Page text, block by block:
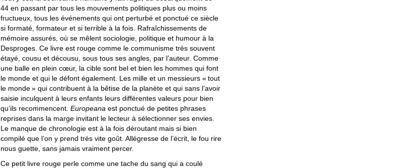
44 en passant par tous les mouvements politiques plus ou moins
fructueux, tous les événements qui ont perturbé et ponctué ce siècle
si formaté, formateur et si terrible à la fois. Rafraîchissements de
mémoire assurés, où se mêlent sociologie, politique et humour à la
Desproges. Ce livre est rouge comme le communisme très souvent
étayé, cousu et décousu, sous tous ses angles, par l’auteur. Comme
une balle en plein cœur, la cible sont bel et bien les hommes qui font
le monde et qui le défont également. Les mille et un messieurs « tout
le monde» qui contribuent à la bêtise de la planète et qui sans l’avoir
saisie inculquent à leurs enfants leurs différentes valeurs pour bien
qu’ils recommencent. Europeana est ponctué de petites phrases
reprises dans la marge invitant le lecteur à sélectionner ses envies.
Le manque de chronologie est à la fois déroutant mais si bien
compilé que l’on y prend très vite goût. Allégresse de l’écrit, le fou rire
nous guette, sans jamais vraiment percer.
Ce petit livre rouge perle comme une tache du sang qui a coulé